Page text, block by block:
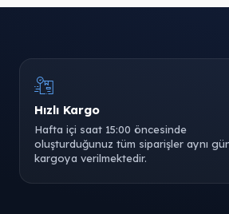
Hızlı Kargo
Hafta içi saat 15:00 öncesinde
oluşturduğunuz tüm siparişler aynı
kargoya verilmektedir.